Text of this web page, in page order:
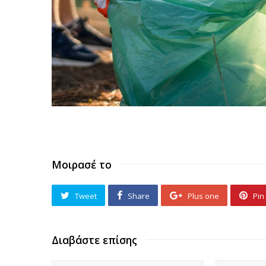
Μοιρασέ το
Tweet Share Plus one Pin
Διαβάστε επίσης